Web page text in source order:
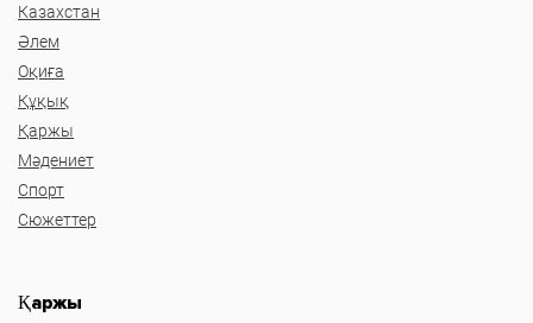
Казахстан
Әлем
Оқиға
Құқық
Қаржы
Мәдениет
Спорт
Сюжеттер
Қаржы